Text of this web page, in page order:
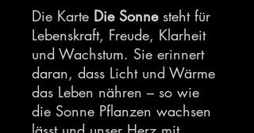
Die Karte Die Sonnesteht für
Lebenskraft, Freude, Klarheit
und Wachstum. Sie erinnert
daran, dass Licht und Wärme
das Leben nähren – so wie
die Sonne Pflanzen wachsen